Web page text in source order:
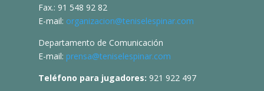
Fax.: 91 548 92 82
E-mail: organizacion@teniselespinar.com
Departamento de Comunicación
E-mail: prensa@teniselespinar.com
Teléfono para jugadores: 921 922 497